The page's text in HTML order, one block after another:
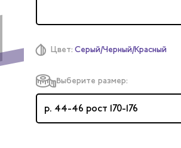
Цвет: Серый/Черный/Красный
Выберите размер:
р. 44-46 рост 170-176